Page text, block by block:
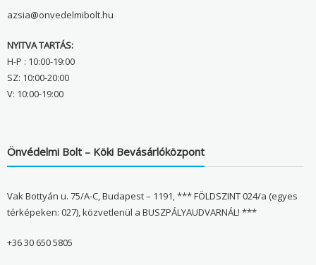
azsia@onvedelmibolt.hu
NYITVA TARTÁS:
H-P : 10:00-19:00
SZ: 10:00-20:00
V: 10:00-19:00
Önvédelmi Bolt – Köki Bevásárlóközpont
Vak Bottyán u. 75/A-C, Budapest – 1191, *** FÖLDSZINT 024/a (egyes
térképeken: 027), közvetlenül a BUSZPÁLYAUDVARNÁL! ***
+36 30 650 5805